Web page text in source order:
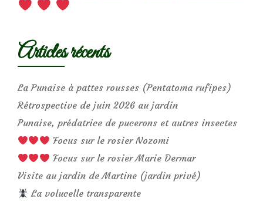
Articles récents
La Punaise à pattes rousses (Pentatoma rufipes)
Rétrospective de juin 2026 au jardin
Punaise, prédatrice de pucerons et autres insectes
Focus sur le rosier Nozomi
Focus sur le rosier Marie Dermar
Visite au jardin de Martine (jardin privé)
La volucelle transparente